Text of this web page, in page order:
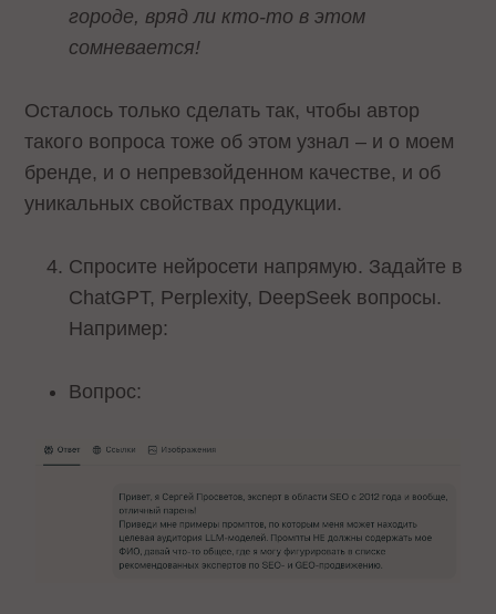
городе, вряд ли кто-то в этом
сомневается!
Осталось только сделать так, чтобы автор
такого вопроса тоже об этом узнал – и о моем
бренде, и о непревзойденном качестве, и об
уникальных свойствах продукции.
Спросите нейросети напрямую. Задайте в
ChatGPT, Perplexity, DeepSeek вопросы.
Например:
Вопрос: